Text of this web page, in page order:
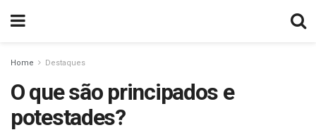
Home Destaques
O que são principados e
potestades?